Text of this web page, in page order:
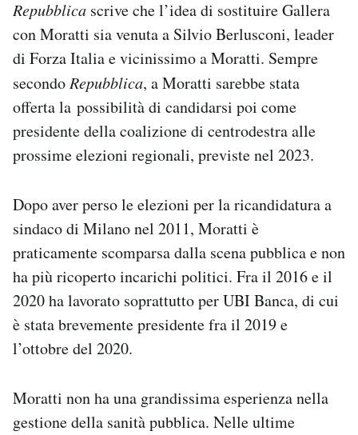
Repubblica scrive che l’idea di sostituire Gallera
con Moratti sia venuta a Silvio Berlusconi, leader
di Forza Italia e vicinissimo a Moratti. Sempre
secondo Repubblica, a Moratti sarebbe stata
offerta la possibilità di candidarsi poi come
presidente della coalizione di centrodestra alle
prossime elezioni regionali, previste nel 2023.
Dopo aver perso le elezioni per la ricandidatura a
sindaco di Milano nel 2011, Moratti è
praticamente scomparsa dalla scena pubblica e non
ha più ricoperto incarichi politici. Fra il 2016 e il
2020 ha lavorato soprattutto per UBI Banca, di cui
è stata brevemente presidente fra il 2019 e
l’ottobre del 2020.
Moratti non ha una grandissima esperienza nella
gestione della sanità pubblica. Nelle ultime